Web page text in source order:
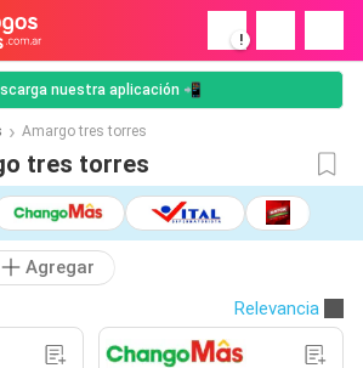
!
nuestra aplicación 📲
Amargo tres torres
tres torres
Agregar
Relevancia